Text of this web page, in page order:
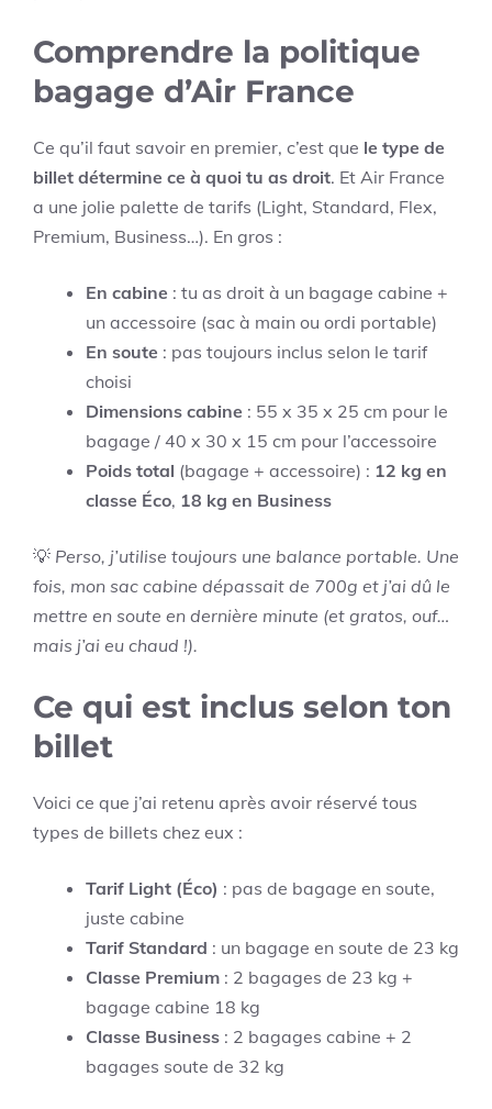
Comprendre la politique
bagage d’Air France
Ce qu’il faut savoir en premier, c’est que le type de
billet détermine ce à quoi tu as droit. Et Air France
a une jolie palette de tarifs (Light, Standard, Flex,
Premium, Business…). En gros :
En cabine : tu as droit à un bagage cabine +
un accessoire (sac à main ou ordi portable)
En soute : pas toujours inclus selon le tarif
choisi
Dimensions cabine : 55 x 35 x 25 cm pour le
bagage / 40 x 30 x 15 cm pour l’accessoire
Poids total (bagage + accessoire) : 12 kg en
classe Éco, 18 kg en Business
💡 Perso, j’utilise toujours une balance portable. Une
fois, mon sac cabine dépassait de 700g et j’ai dû le
mettre en soute en dernière minute (et gratos, ouf…
mais j’ai eu chaud !).
Ce qui est inclus selon ton
billet
Voici ce que j’ai retenu après avoir réservé tous
types de billets chez eux :
Tarif Light (Éco) : pas de bagage en soute,
juste cabine
Tarif Standard : un bagage en soute de 23 kg
Classe Premium : 2 bagages de 23 kg +
bagage cabine 18 kg
Classe Business : 2 bagages cabine + 2
bagages soute de 32 kg